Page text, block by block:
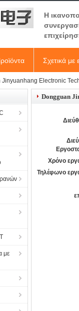
Η
Σχετικά με
Electronic
με
Dongguan
Χρόνο
Τηλέφωνο